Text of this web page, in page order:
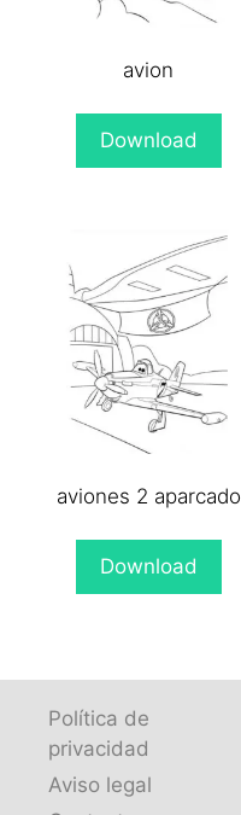
avion
Download
aviones 2 aparcado
Download
Política de
privacidad
Aviso legal